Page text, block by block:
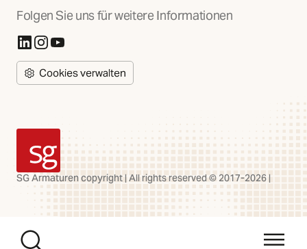
Folgen Sie uns für weitere Informationen
(Öffnet in neuer Registerkarte)
(Öffnet in neuer Registerkarte)
(Öffnet in neuer Registerkarte)
Cookies verwalten
SG Armaturen
SG Armaturen copyright | All rights reserved © 2017-2026 |